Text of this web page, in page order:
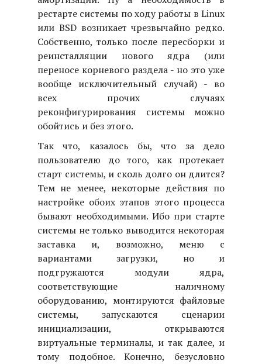
рестарте системы по ходу работы в Linux
или BSD возникает чрезвычайно редко.
Собственно, только после пересборки и
реинсталляции нового ядра (или
переносе корневого раздела - но это уже
вообще исключительный случай) - во
всех прочих случаях
реконфигурирования системы можно
обойтись и без этого.
Так что, казалось бы, что за дело
пользователю до того, как протекает
старт системы, и сколь долго он длится?
Тем не менее, некоторые действия по
настройке обоих этапов этого процесса
бывают необходимыми. Ибо при старте
системы не только выводится некоторая
заставка и, возможно, меню с
вариантами загрузки, но и
подгружаются модули ядра,
соответствующие наличному
оборудованию, монтируются файловые
системы, запускаются сценарии
инициализации, открываются
виртуальные терминалы, и так далее, и
тому подобное. Конечно, безусловно